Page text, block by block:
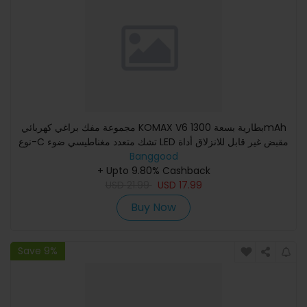
مجموعة مفك براغي كهربائي KOMAX V6 بطارية بسعة 1300mAh
نوع-C تشك متعدد مغناطيسي ضوء LED مقبض غير قابل للانزلاق أداة
طاقة
Banggood
+ Upto 9.80% Cashback
USD 17.99
Buy Now
Save 9%